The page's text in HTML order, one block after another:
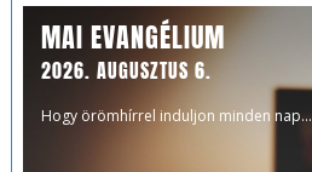
MAI EVANGÉLIUM
2026. AUGUSZTUS 6.
Hogy örömhírrel induljon minden nap...